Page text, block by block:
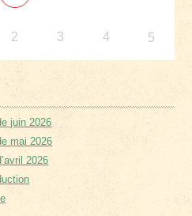
2 3 4 5
juin 2026
mai 2026
2026